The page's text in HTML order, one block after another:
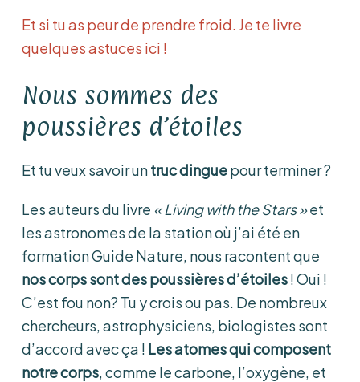
Et si tu as peur de prendre froid. Je te livre
quelques astuces ici !
Nous sommes des
poussières d’étoiles
Et tu veux savoir untruc dinguepour terminer ?
Les auteurs du livre « Living with the Stars »et
les astronomes de la station où j’ai été en
formation Guide Nature, nous racontent que
nos corps sont des poussières d’étoiles! Oui !
C’est fou non? Tu y crois ou pas. De nombreux
chercheurs, astrophysiciens, biologistes sont
d’accord avec ça ! Les atomes qui composent
notre corps, comme le carbone, l’oxygène, et